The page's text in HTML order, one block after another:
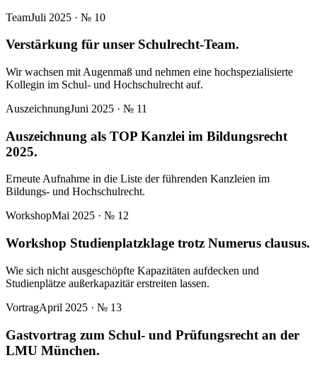
TeamJuli 2025 · № 10
Verstärkung für unser Schulrecht-Team.
Wir wachsen mit Augenmaß und nehmen eine hochspezialisierte
Kollegin im Schul- und Hochschulrecht auf.
AuszeichnungJuni 2025 · № 11
Auszeichnung als TOP Kanzlei im Bildungsrecht
2025.
Erneute Aufnahme in die Liste der führenden Kanzleien im
Bildungs- und Hochschulrecht.
WorkshopMai 2025 · № 12
Workshop Studienplatzklage trotz Numerus clausus.
Wie sich nicht ausgeschöpfte Kapazitäten aufdecken und
Studienplätze außerkapazitär erstreiten lassen.
VortragApril 2025 · № 13
Gastvortrag zum Schul- und Prüfungsrecht an der
LMU München.